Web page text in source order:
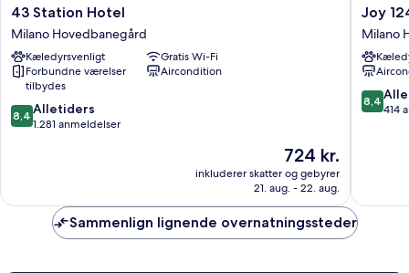
43
Station
Hotel
Milano
Hovedbanegård
43 Station Hotel
Milano Hovedbanegård
Kæledyrsvenligt
Gratis Wi-Fi
Forbundne værelser
tilbydes
Aircondition
8.4
ud
anmeldelser
8,4 Alletiders
1.281 anmeldelser
Prisen
724 kr.
724 kr.
inkluderer skatter og gebyrer
21. aug. - 22. aug.
Joy
124
Hotel
Milano
Milano
Joy
Milano
8.4
ud
8,4
414
Sammenlign lignende overnatningssteder